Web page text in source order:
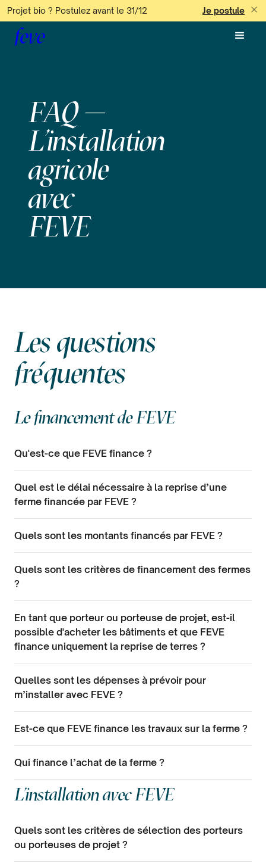
Projet bio ? Postulez avant le 31/12 Je postule
feve
FAQ —
L’installation
agricole
avec
FEVE
Les questions
fréquentes
Le financement de FEVE
Qu'est-ce que FEVE finance ?
Quel est le délai nécessaire à la reprise d’une
ferme financée par FEVE ?
Quels sont les montants financés par FEVE ?
Quels sont les critères de financement des fermes
?
En tant que porteur ou porteuse de projet, est-il
possible d'acheter les bâtiments et que FEVE
finance uniquement la reprise de terres ?
Quelles sont les dépenses à prévoir pour
m’installer avec FEVE ?
Est-ce que FEVE finance les travaux sur la ferme ?
Qui finance l’achat de la ferme ?
L'installation avec FEVE
Quels sont les critères de sélection des porteurs
ou porteuses de projet ?